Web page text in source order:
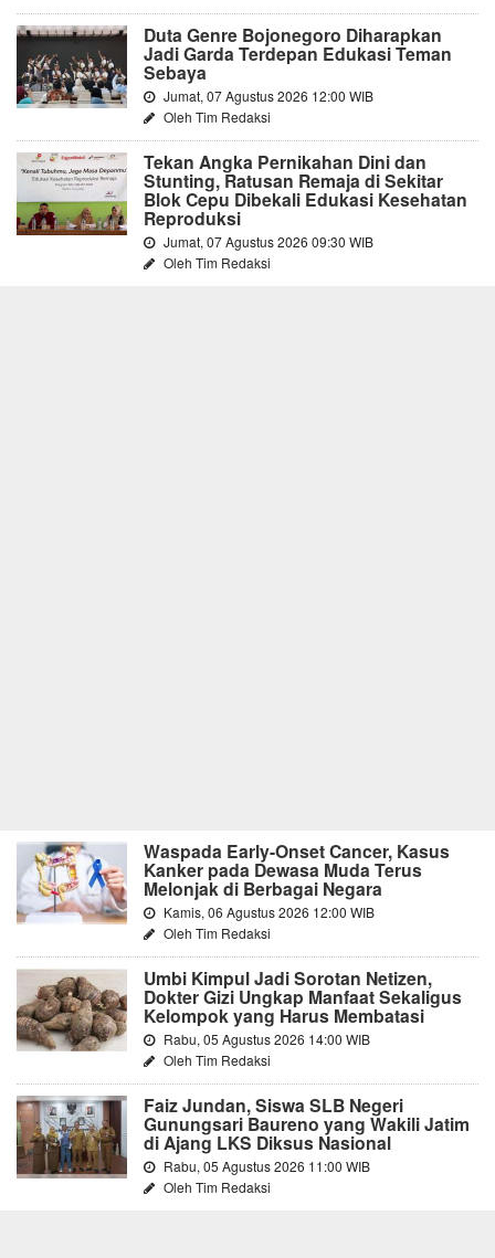
Duta Genre Bojonegoro Diharapkan
Jadi Garda Terdepan Edukasi Teman
Sebaya
Jumat, 07 Agustus 2026 12:00 WIB
Oleh Tim Redaksi
Tekan Angka Pernikahan Dini dan
Stunting, Ratusan Remaja di Sekitar
Blok Cepu Dibekali Edukasi Kesehatan
Reproduksi
Jumat, 07 Agustus 2026 09:30 WIB
Oleh Tim Redaksi
Waspada Early-Onset Cancer, Kasus
Kanker pada Dewasa Muda Terus
Melonjak di Berbagai Negara
Kamis, 06 Agustus 2026 12:00 WIB
Oleh Tim Redaksi
Umbi Kimpul Jadi Sorotan Netizen,
Dokter Gizi Ungkap Manfaat Sekaligus
Kelompok yang Harus Membatasi
Rabu, 05 Agustus 2026 14:00 WIB
Oleh Tim Redaksi
Faiz Jundan, Siswa SLB Negeri
Gunungsari Baureno yang Wakili Jatim
di Ajang LKS Diksus Nasional
Rabu, 05 Agustus 2026 11:00 WIB
Oleh Tim Redaksi